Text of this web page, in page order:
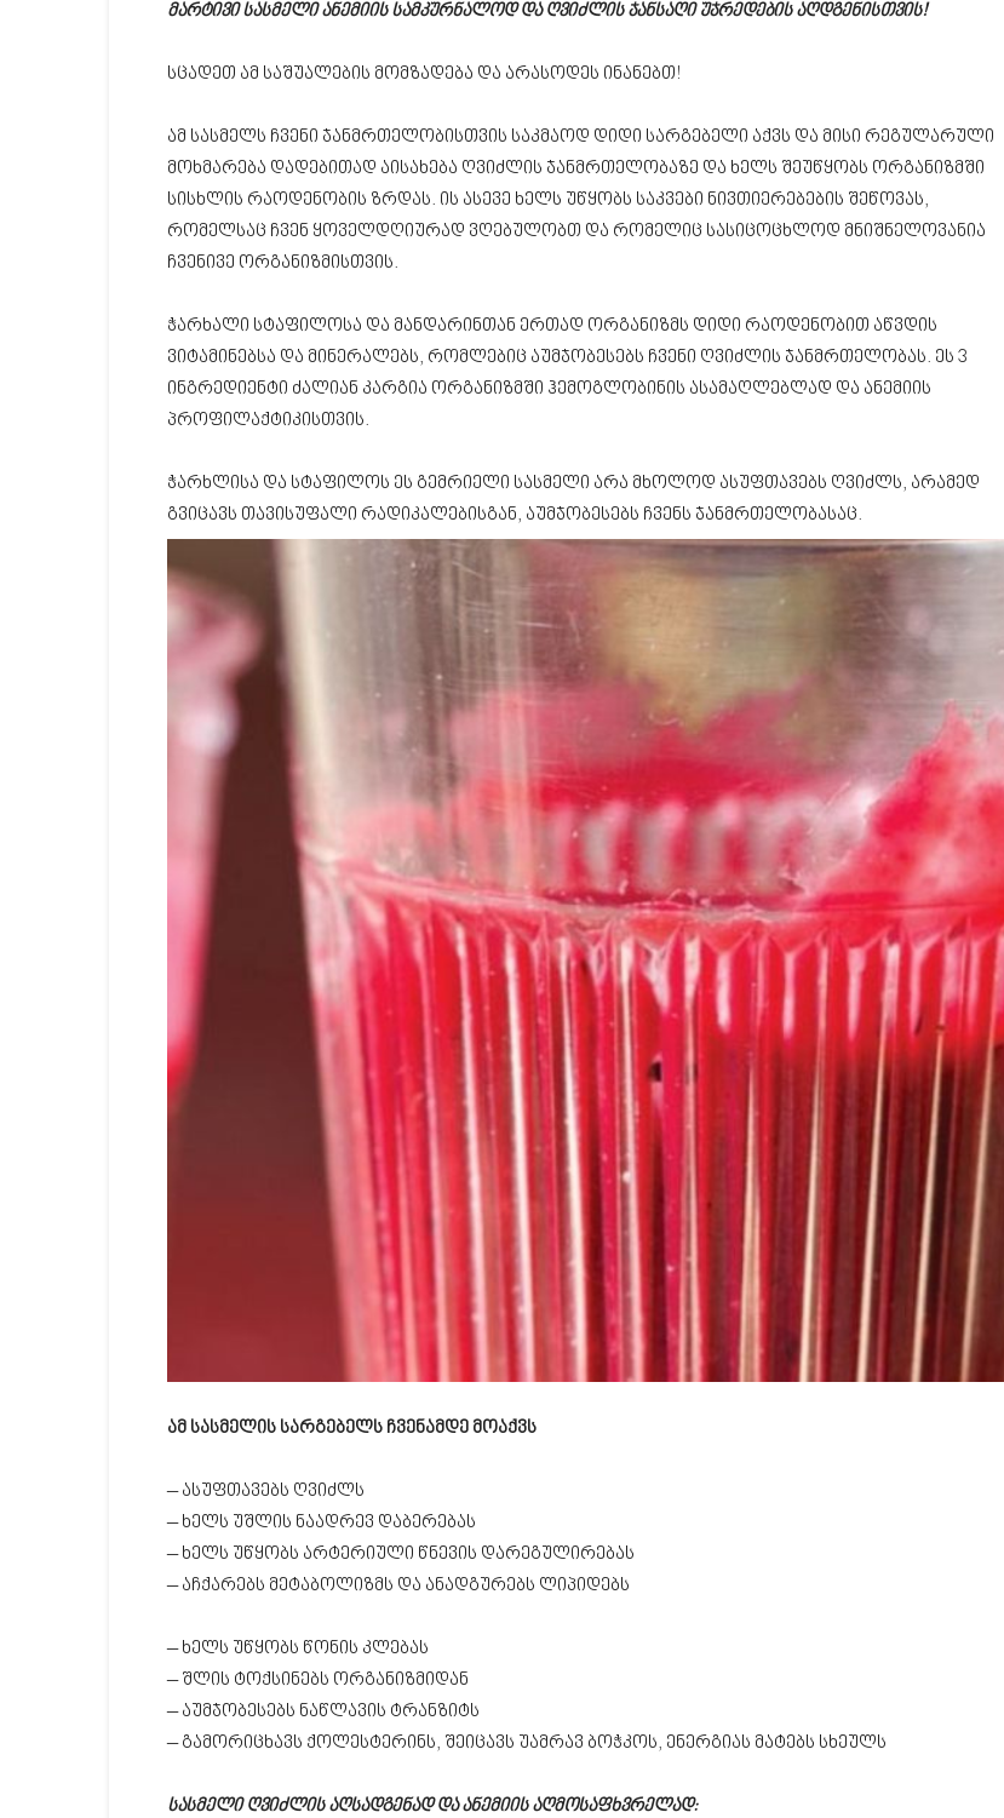
მარტივი სასმელი ანემიის სამკურნალოდ და ღვიძლის ჯანსაღი უჯრედების აღდგენისთვის!
სცადეთ ამ საშუალების მომზადება და არასოდეს ინანებთ!
ამ სასმელს ჩვენი ჯანმრთელობისთვის საკმაოდ დიდი სარგებელი აქვს და მისი რეგულარული
მოხმარება დადებითად აისახება ღვიძლის ჯანმრთელობაზე და ხელს შეუწყობს ორგანიზმში
სისხლის რაოდენობის ზრდას. ის ასევე ხელს უწყობს საკვები ნივთიერებების შეწოვას,
რომელსაც ჩვენ ყოველდღიურად ვღებულობთ და რომელიც სასიცოცხლოდ მნიშნელოვანია
ჩვენივე ორგანიზმისთვის.
ჭარხალი სტაფილოსა და მანდარინთან ერთად ორგანიზმს დიდი რაოდენობით აწვდის
ვიტამინებსა და მინერალებს, რომლებიც აუმჯობესებს ჩვენი ღვიძლის ჯანმრთელობას. ეს 3
ინგრედიენტი ძალიან კარგია ორგანიზმში ჰემოგლობინის ასამაღლებლად და ანემიის
პროფილაქტიკისთვის.
ჭარხლისა და სტაფილოს ეს გემრიელი სასმელი არა მხოლოდ ასუფთავებს ღვიძლს, არამედ
გვიცავს თავისუფალი რადიკალებისგან, აუმჯობესებს ჩვენს ჯანმრთელობასაც.
ამ სასმელის სარგებელს ჩვენამდე მოაქვს
– ასუფთავებს ღვიძლს
– ხელს უშლის ნაადრევ დაბერებას
– ხელს უწყობს არტერიული წნევის დარეგულირებას
– აჩქარებს მეტაბოლიზმს და ანადგურებს ლიპიდებს
– ხელს უწყობს წონის კლებას
– შლის ტოქსინებს ორგანიზმიდან
– აუმჯობესებს ნაწლავის ტრანზიტს
– გამორიცხავს ქოლესტერინს, შეიცავს უამრავ ბოჭკოს, ენერგიას მატებს სხეულს
სასმელი ღვიძლის აღსადგენად და ანემიის აღმოსაფხვრელად: